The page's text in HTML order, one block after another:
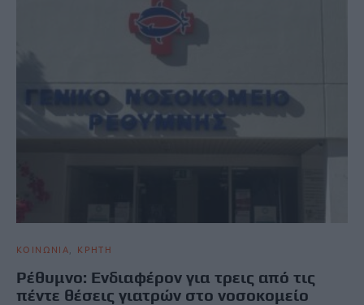
ΚΟΙΝΩΝΙΑ ΚΡΗΤΗ
Ρέθυμνο: Ενδιαφέρον για τρεις από τις
πέντε θέσεις γιατρών στο νοσοκομείο